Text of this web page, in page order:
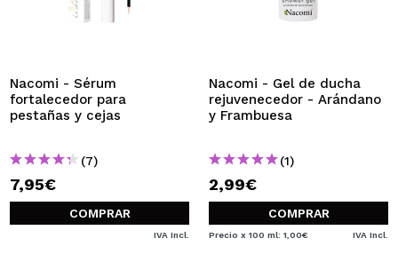
Nacomi - Sérum
fortalecedor para
pestañas y cejas
(7)
7,95€
COMPRAR
IVA Incl.
Nacomi - Gel de ducha
rejuvenecedor - Arándano
y Frambuesa
(1)
2,99€
COMPRAR
Precio x 100 ml: 1,00€ IVA Incl.